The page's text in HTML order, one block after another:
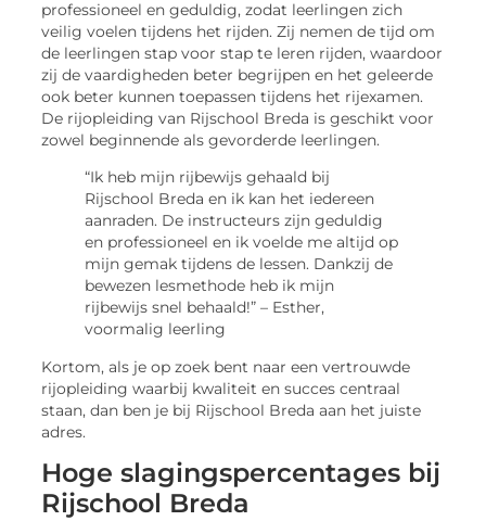
professioneel en geduldig, zodat leerlingen zich
veilig voelen tijdens het rijden. Zij nemen de tijd om
de leerlingen stap voor stap te leren rijden, waardoor
zij de vaardigheden beter begrijpen en het geleerde
ook beter kunnen toepassen tijdens het rijexamen.
De rijopleiding van Rijschool Breda is geschikt voor
zowel beginnende als gevorderde leerlingen.
“Ik heb mijn rijbewijs gehaald bij
Rijschool Breda en ik kan het iedereen
aanraden. De instructeurs zijn geduldig
en professioneel en ik voelde me altijd op
mijn gemak tijdens de lessen. Dankzij de
bewezen lesmethode heb ik mijn
rijbewijs snel behaald!” – Esther,
voormalig leerling
Kortom, als je op zoek bent naar een vertrouwde
rijopleiding waarbij kwaliteit en succes centraal
staan, dan ben je bij Rijschool Breda aan het juiste
adres.
Hoge slagingspercentages bij
Rijschool Breda